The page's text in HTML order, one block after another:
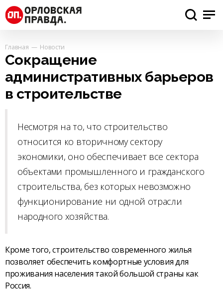
Главная Новости
Сокращение
административных барьеров
в строительстве
Несмотря на то, что строительство
относится ко вторичному сектору
экономики, оно обеспечивает все сектора
объектами промышленного и гражданского
строительства, без которых невозможно
функционирование ни одной отрасли
народного хозяйства.
Кроме того, строительство современного жилья
позволяет обеспечить комфортные условия для
проживания населения такой большой страны как
Россия.